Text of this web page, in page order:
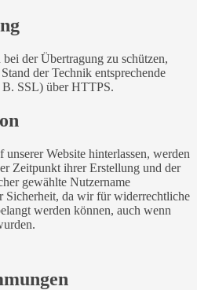
der Übertragung zu schützen,
der Technik entsprechende
B. SSL) über HTTPS.
Website hinterlassen, werden
Zeitpunkt ihrer Erstellung und der
gewählte Nutzername
Sicherheit, da wir für widerrechtliche
werden können, auch wenn